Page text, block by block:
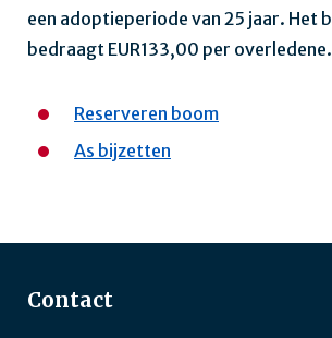
een adoptieperiode van 25 jaar. Het
bedraagt EUR133,00 per overledene.
Reserveren boom
As bijzetten
Contact